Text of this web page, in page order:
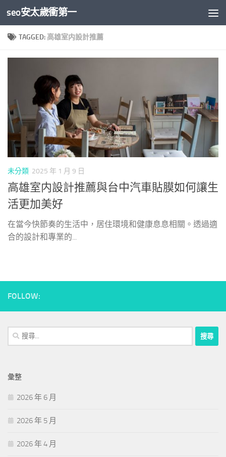
Skip to content
seo安太歲衝第一
TAGGED: 高雄室内設計推薦
未分類 2025 年 1 月 9 日
高雄室内設計推薦與台中汽車貼膜如何讓生
活更加美好
在當今快節奏的生活中，居住環境和健康息息相關。透過適
合的設計和專業的...
FOLLOW:
搜
尋
字:
彙整
2026 年 6 月
2026 年 5 月
2026 年 4 月